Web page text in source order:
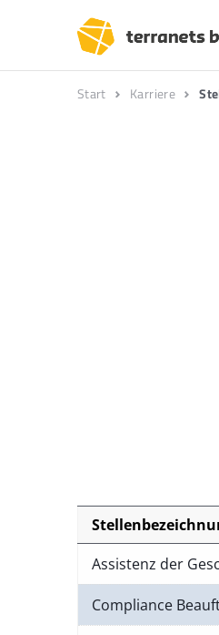
Start Karriere
Assistenz der
Compliance